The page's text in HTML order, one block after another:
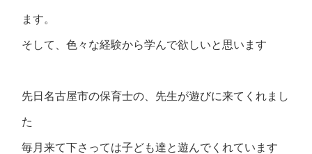
ます。
そして、色々な経験から学んで欲しいと思います
先日名古屋市の保育士の、先生が遊びに来てくれまし
た
毎月来て下さっては子ども達と遊んでくれています